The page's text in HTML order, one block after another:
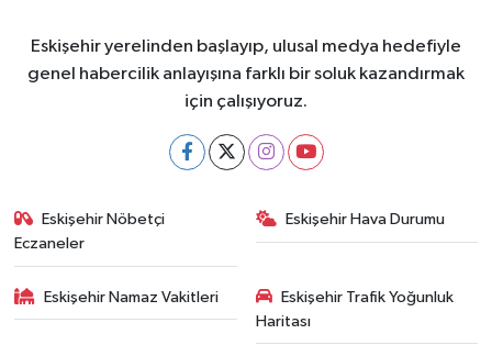
Eskişehir yerelinden başlayıp, ulusal medya hedefiyle
genel habercilik anlayışına farklı bir soluk kazandırmak
için çalışıyoruz.
Eskişehir Nöbetçi
Eczaneler
Eskişehir Hava Durumu
Eskişehir Namaz Vakitleri
Eskişehir Trafik Yoğunluk
Haritası